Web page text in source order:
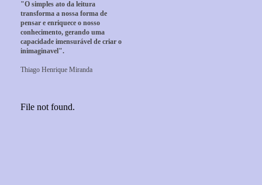
"O simples ato da leitura
transforma a nossa forma de
pensar e enriquece o nosso
conhecimento, gerando uma
capacidade imensurável de criar o
inimaginavel".
Thiago Henrique Miranda